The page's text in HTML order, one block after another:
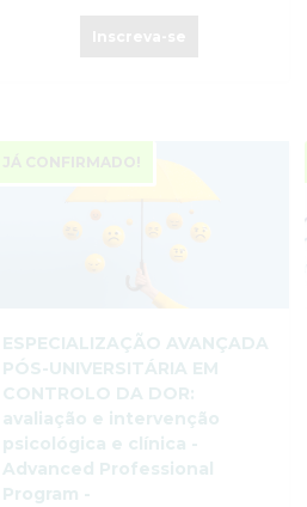
JÁ CONFIRMADO!
­ESPECIALIZAÇÃO AVANÇADA
PÓS-UNIVERSITÁRIA EM
CONTROLO DA DOR:
avaliação e intervenção
psicológica e clínica -
Advanced Professional
Program -